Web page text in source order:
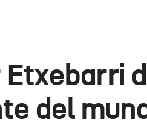
Etxebarri
del